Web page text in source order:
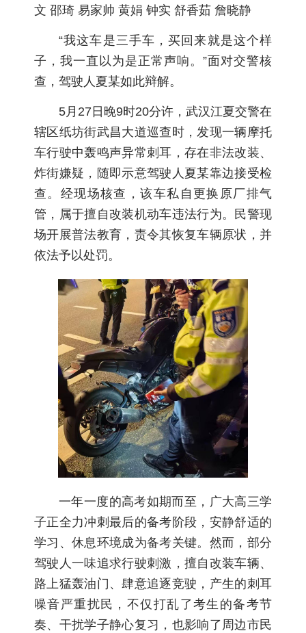
文 邵琦 易家帅 黄娟 钟实 舒香茹 詹晓静
“我这车是三手车，买回来就是这个样
子，我一直以为是正常声响。”面对交警核
查，驾驶人夏某如此辩解。
5月27日晚9时20分许，武汉江夏交警在
辖区纸坊街武昌大道巡查时，发现一辆摩托
车行驶中轰鸣声异常刺耳，存在非法改装、
炸街嫌疑，随即示意驾驶人夏某靠边接受检
查。经现场核查，该车私自更换原厂排气
管，属于擅自改装机动车违法行为。民警现
场开展普法教育，责令其恢复车辆原状，并
依法予以处罚。
一年一度的高考如期而至，广大高三学
子正全力冲刺最后的备考阶段，安静舒适的
学习、休息环境成为备考关键。然而，部分
驾驶人一味追求行驶刺激，擅自改装车辆、
路上猛轰油门、肆意追逐竞驶，产生的刺耳
噪音严重扰民，不仅打乱了考生的备考节
奏、干扰学子静心复习，也影响了周边市民